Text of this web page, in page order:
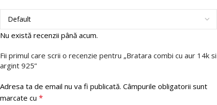
Nu există recenzii până acum.
Fii primul care scrii o recenzie pentru „Bratara combi cu aur 14k si
argint 925”
Adresa ta de email nu va fi publicată. Câmpurile obligatorii sunt
marcate cu *